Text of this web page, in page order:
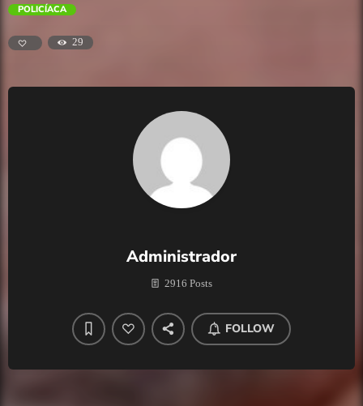
POLICÍACA
29
Administrador
2916 Posts
FOLLOW